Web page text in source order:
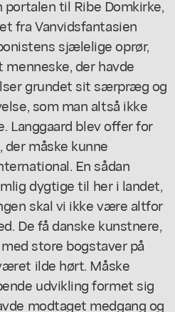
til Ribe Domkirke,
fra Vanvidsfantasien
sjælelige oprør,
der havde
grundet sit særpræg og
som man altså ikke
Langgaard blev offer for
måske kunne
En sådan
dygtige til her i landet,
skal vi ikke være altfor
De få danske kunstnere,
store bogstaver på
ilde hørt. Måske
udvikling formet sig
modtaget medgang og